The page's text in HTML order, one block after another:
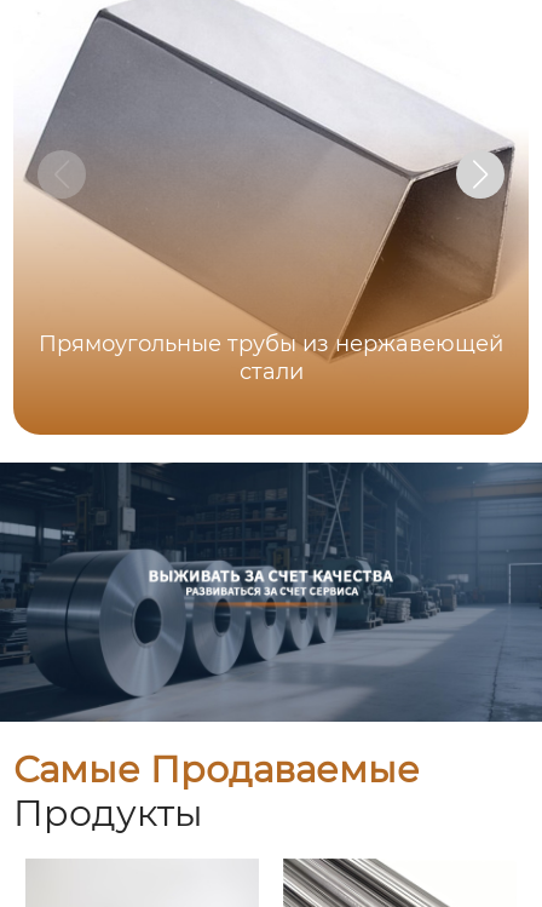
Прямоугольные трубы из нержавеющей
стали
Самые Продаваемые
Продукты